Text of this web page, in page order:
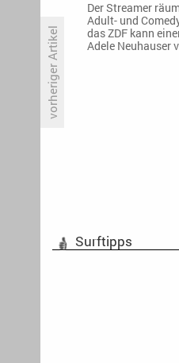
vorheriger Artikel
Der Streamer
Adult- und
das ZDF kann
Adele Neuhauser
Surftipps